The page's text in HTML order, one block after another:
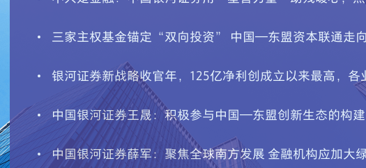
关于香港市场推出下调股票最低上落价位第二阶段的通知
关于 “纳斯达克”（513300）基金交易风险提示公告
关于“*ST正平”（603843）交易风险提示公告
关于“*ST卓然”(688121)交易风险提示公告